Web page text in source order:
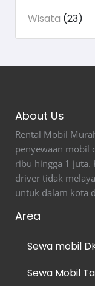
Wisata (23)
About Us
Rental Mobil
penyewaan mobil
ribu hingga 1 juta.
driver tidak
untuk dalam kota
Area
Sewa mobil
Sewa Mobil